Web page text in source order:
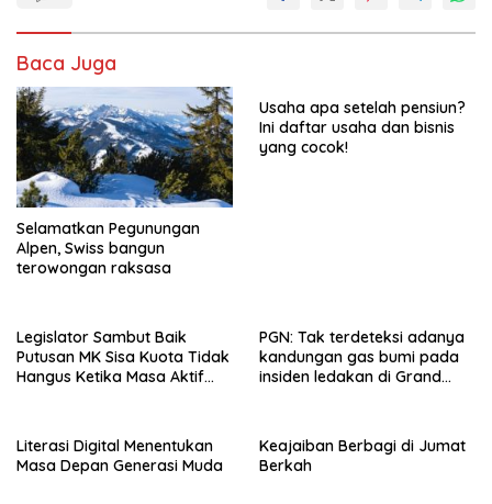
Baca Juga
Selamatkan Pegunungan
Alpen, Swiss bangun
terowongan raksasa
Usaha apa setelah pensiun?
Ini daftar usaha dan bisnis
yang cocok!
Legislator Sambut Baik
Putusan MK Sisa Kuota Tidak
Hangus Ketika Masa Aktif
PGN: Tak terdeteksi adanya
kandungan gas bumi pada
insiden ledakan di Grand
Literasi Digital Menentukan
Masa Depan Generasi Muda
Keajaiban Berbagi di Jumat
Berkah